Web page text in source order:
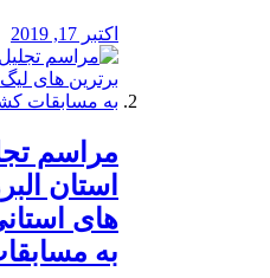
اکتبر 17, 2019
مراسم
استان
های
به